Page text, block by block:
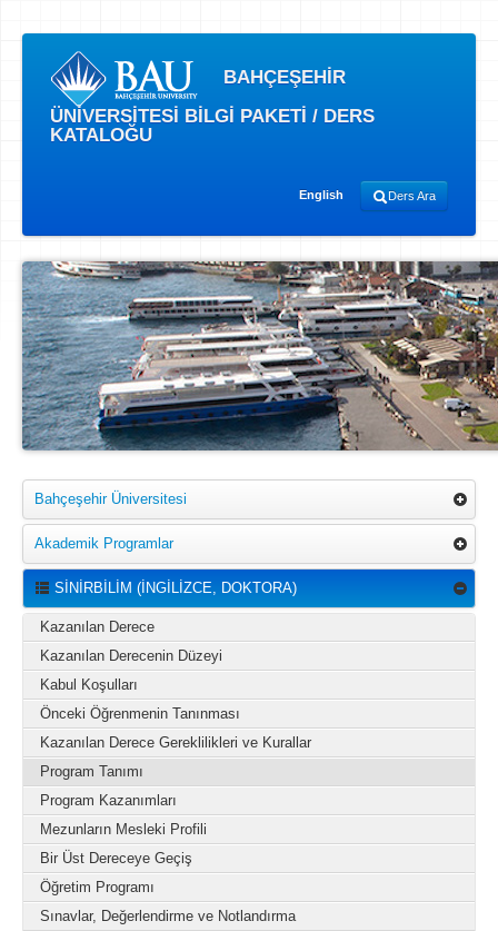
BAHÇEŞEHİR
ÜNİVERSİTESİ BİLGİ PAKETİ / DERS
KATALOĞU
English Ders Ara
Bahçeşehir Üniversitesi
Akademik Programlar
SİNİRBİLİM (İNGİLİZCE, DOKTORA)
Kazanılan Derece
Kazanılan Derecenin Düzeyi
Kabul Koşulları
Önceki Öğrenmenin Tanınması
Kazanılan Derece Gereklilikleri ve Kurallar
Program Tanımı
Program Kazanımları
Mezunların Mesleki Profili
Bir Üst Dereceye Geçiş
Öğretim Programı
Sınavlar, Değerlendirme ve Notlandırma